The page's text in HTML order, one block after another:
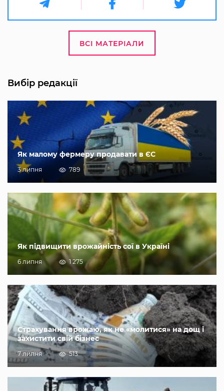
ВСІ МАТЕРІАЛИ
Вибір редакції
Як малому фермеру продавати в ЄС
3 липня 789
Як підвищити врожайність сої в Україні
6 липня 1 275
Страхування врожаю, як не «молитися» на дощ і
захистити свій бізнес
7 липня 513